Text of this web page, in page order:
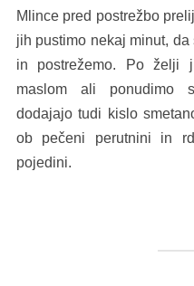
Mlince pred postrežbo
jih pustimo nekaj minut,
in postrežemo. Po želji
maslom ali ponudimo
dodajajo tudi kislo
ob pečeni perutnini in
pojedini.